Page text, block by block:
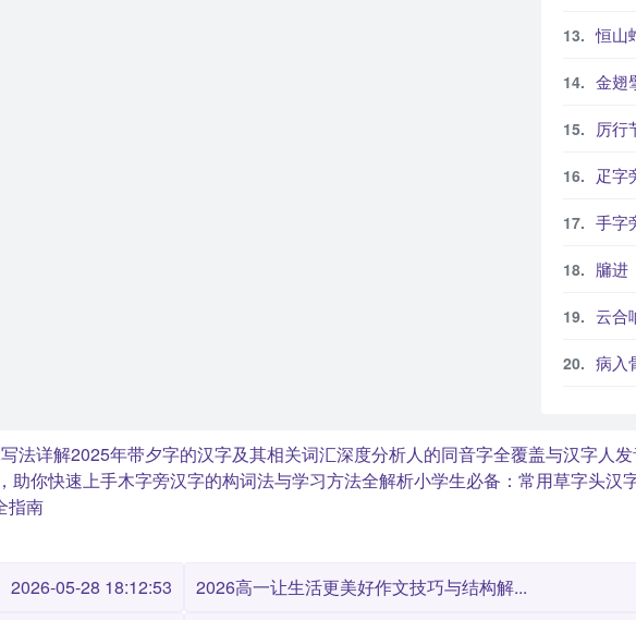
恒山
金翅
厉行
疋字
手字
牖进
云合
病入
法详解2025年带夕字的汉字及其相关词汇深度分析人的同音字全覆盖与汉字人
助你快速上手木字旁汉字的构词法与学习方法全解析小学生必备：常用草字头汉
指南
2026-05-28 18:12:53 2026高一让生活更美好作文技巧与结构解...